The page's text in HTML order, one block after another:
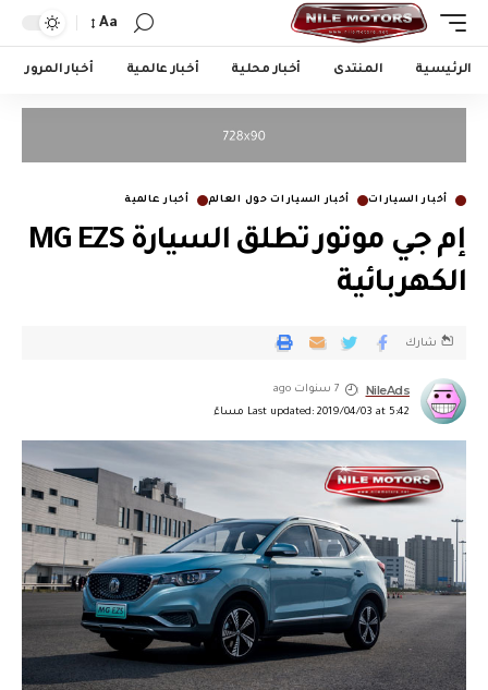
Aa
الرئيسية المنتدى أخبار محلية أخبار عالمية أخبار المرور
أخبار السيارات أخبار السيارات حول العالم أخبار عالمية
إم جي موتور تطلق السيارة MG EZS
الكهربائية
Last updated: 2019/04/03 at 5:42 مساءً
NileAds 7 سنوات ago
شارك